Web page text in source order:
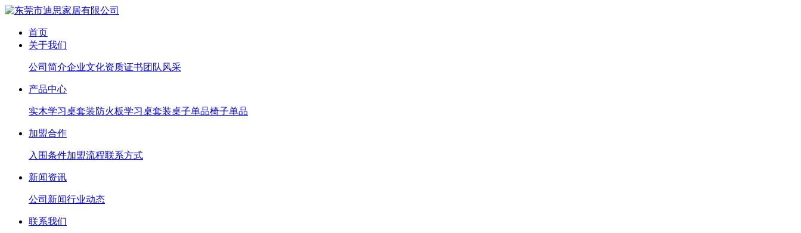
首页
关于我们
公司简介企业文化资质证书团队风采
产品中心
实木学习桌套装防火板学习桌套装桌子单品椅子单品
加盟合作
入围条件加盟流程联系方式
新闻资讯
公司新闻行业动态
联系我们